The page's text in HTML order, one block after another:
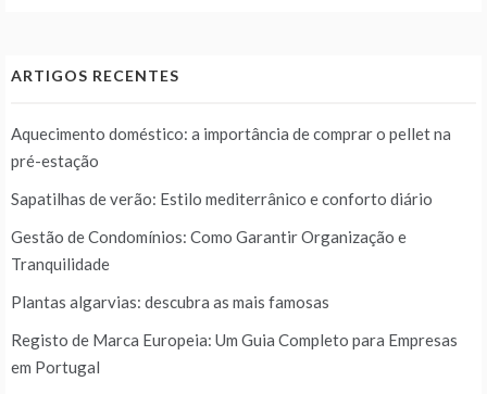
ARTIGOS RECENTES
Aquecimento doméstico: a importância de comprar o pellet na
pré-estação
Sapatilhas de verão: Estilo mediterrânico e conforto diário
Gestão de Condomínios: Como Garantir Organização e
Tranquilidade
Plantas algarvias: descubra as mais famosas
Registo de Marca Europeia: Um Guia Completo para Empresas
em Portugal